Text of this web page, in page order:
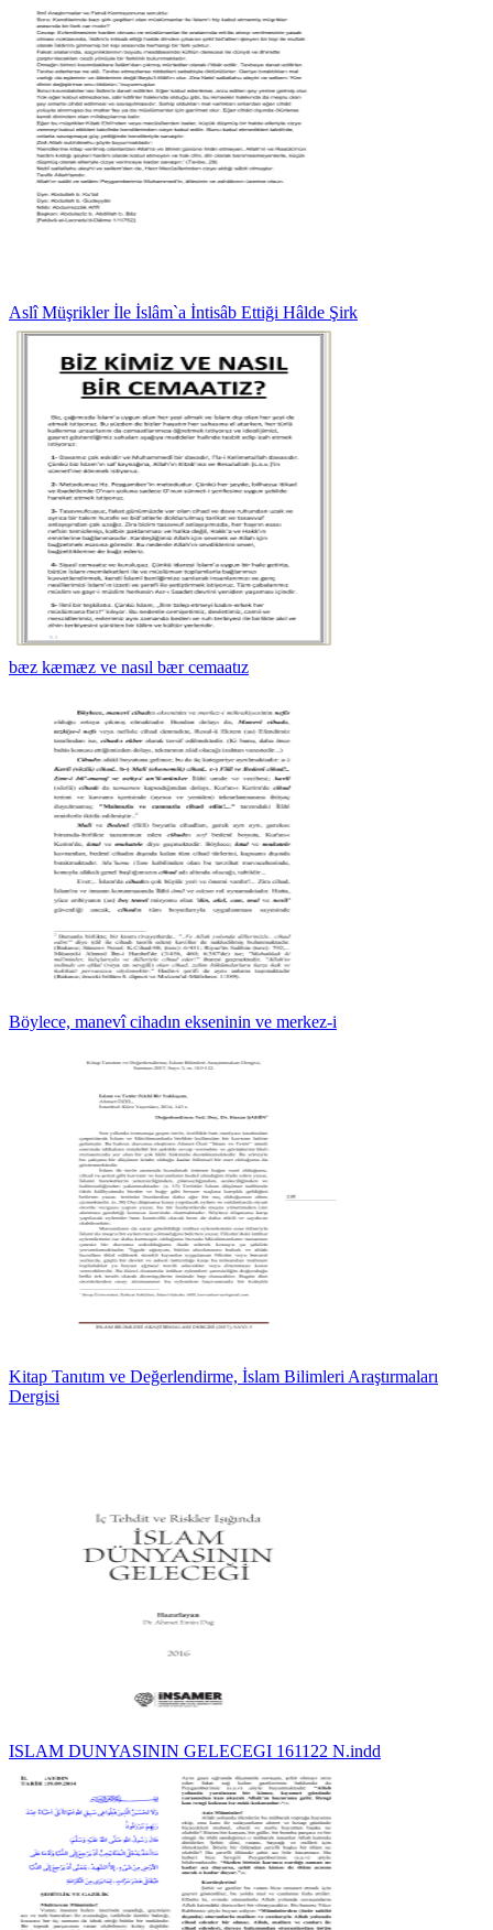
Aslî Müşrikler İle İslâm`a İntisâb Ettiği Hâlde Şirk
bæz kæmæz ve nasıl bær cemaatız
Böylece, manevî cihadın ekseninin ve merkez-i
Kitap Tanıtım ve Değerlendirme, İslam Bilimleri Araştırmaları
Dergisi
ISLAM DUNYASININ GELECEGI 161122 N.indd